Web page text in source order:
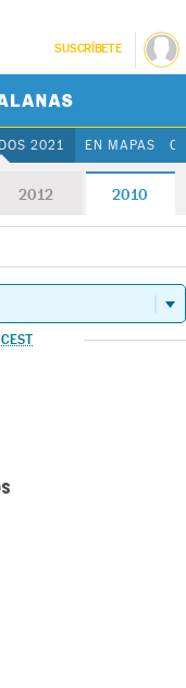
SUSCRÍBETE
2021 EN MAPAS
2012 2010
CEST